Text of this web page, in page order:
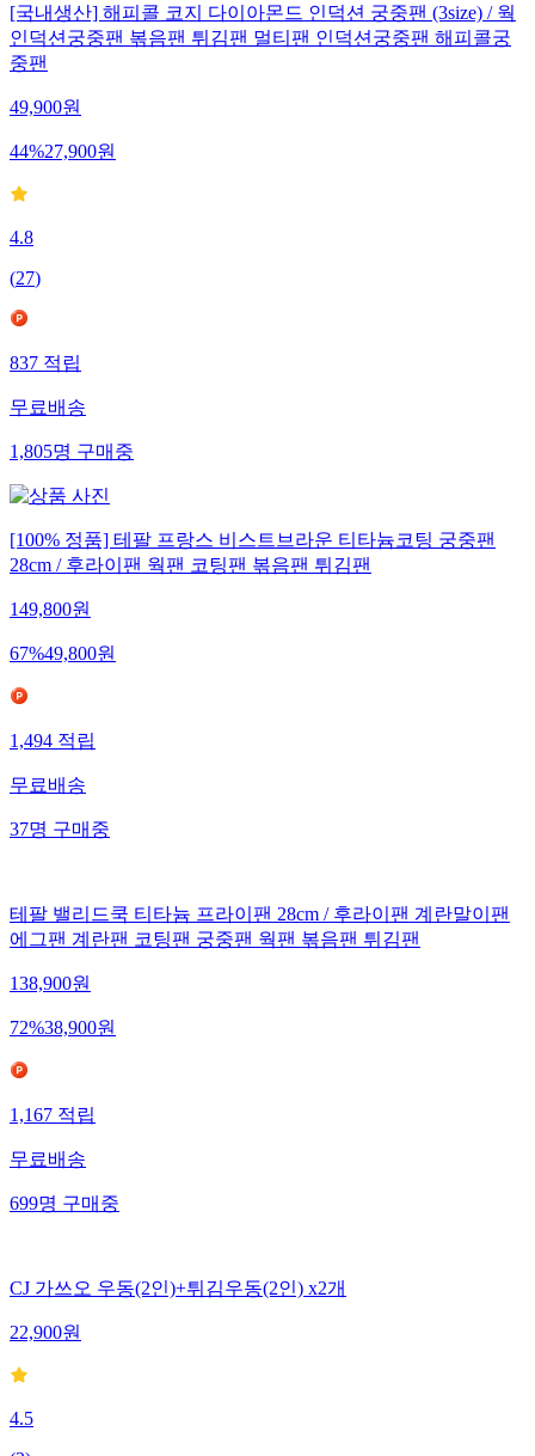
[국내생산] 해피콜 코지 다이아몬드 인덕션 궁중팬 (3size) / 웍
인덕션궁중팬 볶음팬 튀김팬 멀티팬 인덕션궁중팬 해피콜궁
중팬
49,900원
44%27,900원
4.8
(27)
837 적립
무료배송
1,805명 구매중
[100% 정품] 테팔 프랑스 비스트브라운 티타늄코팅 궁중팬
28cm / 후라이팬 웍팬 코팅팬 볶음팬 튀김팬
149,800원
67%49,800원
1,494 적립
무료배송
37명 구매중
테팔 밸리드쿡 티타늄 프라이팬 28cm / 후라이팬 계란말이팬
에그팬 계란팬 코팅팬 궁중팬 웍팬 볶음팬 튀김팬
138,900원
72%38,900원
1,167 적립
무료배송
699명 구매중
CJ 가쓰오 우동(2인)+튀김우동(2인) x2개
22,900원
4.5